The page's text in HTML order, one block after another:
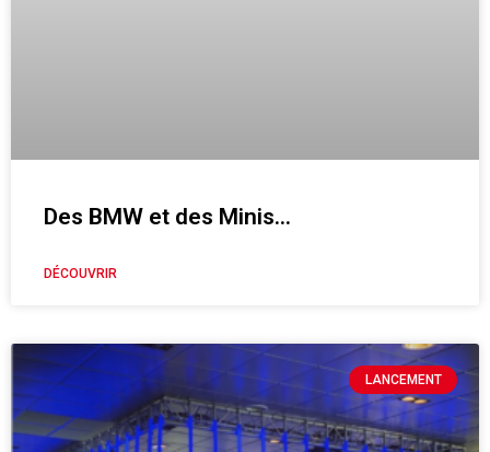
Des BMW et des Minis…
DÉCOUVRIR
LANCEMENT